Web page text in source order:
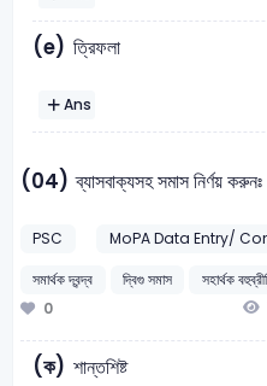
(e) ত্রিফলা
Ans
(04) ব্যাসবাক্যসহ সমাস নির্ণয় করুনঃ
PSC MoPA Data Entry/
সমার্থক দ্বন্দ্ব
দ্বিগু সমাস সহার্থক
0
(ক) শান্তশিষ্ট